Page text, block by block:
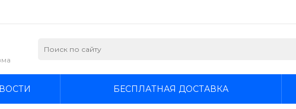
БЕСПЛАТНАЯ ДОСТАВКА